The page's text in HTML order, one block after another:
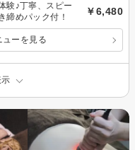
験♪丁寧、スピー
締めパック付！
￥6,480
ューを見る